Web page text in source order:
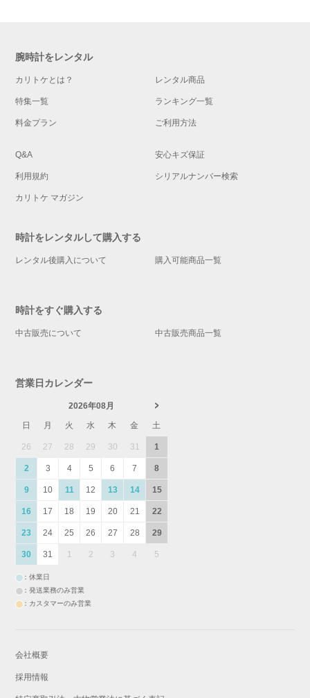
腕時計をレンタル
カリトケとは？ レンタル商品
特集一覧 ランキング一覧
料金プラン ご利用方法
Q&A 安心キズ保証
利用規約 シリアルナンバー検索
カリトケ マガジン
時計をレンタルして購入する
レンタル後購入について 購入可能商品一覧
時計をすぐ購入する
中古販売について 中古販売商品一覧
営業日カレンダー
2026年08月
日
月 火 水 木 金 土
26 27 28 29 30 31 1
2 3 4 5 6 7 8
9 10 11 12 13 14 15
16 17 18 19 20 21 22
23 24 25 26 27 28 29
30 31 1 2 3 4 5
：休業日
：発送業務のみ営業
：カスタマーのみ営業
会社概要
採用情報